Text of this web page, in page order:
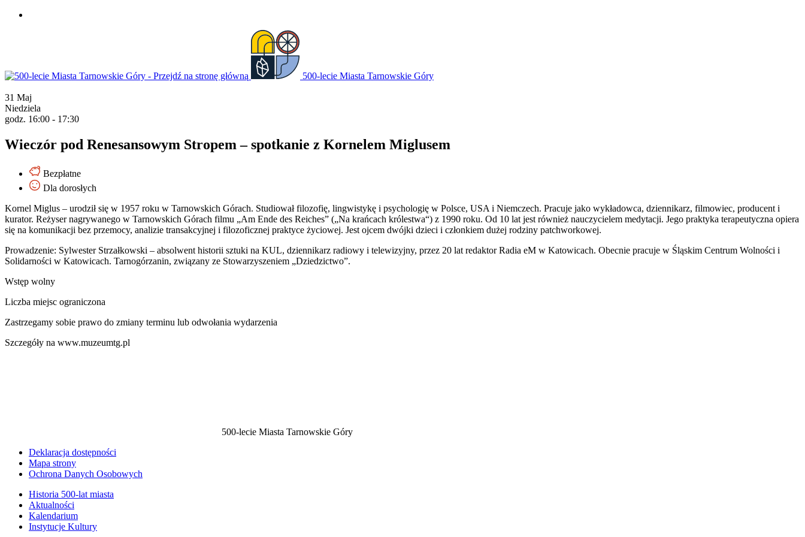
500-lecie Miasta Tarnowskie Góry
31 Maj
Niedziela
godz. 16:00 - 17:30
Wieczór pod Renesansowym Stropem – spotkanie z Kornelem Miglusem
Bezpłatne
Dla dorosłych
Kornel Miglus – urodził się w 1957 roku w Tarnowskich Górach. Studiował filozofię, lingwistykę i psychologię w Polsce, USA i Niemczech. Pracuje jako wykładowca, dziennikarz, filmowiec, producent i
kurator. Reżyser nagrywanego w Tarnowskich Górach filmu „Am Ende des Reiches” („Na krańcach królestwa“) z 1990 roku. Od 10 lat jest również nauczycielem medytacji. Jego praktyka terapeutyczna opiera
się na komunikacji bez przemocy, analizie transakcyjnej i filozoficznej praktyce życiowej. Jest ojcem dwójki dzieci i członkiem dużej rodziny patchworkowej.
Prowadzenie: Sylwester Strzałkowski – absolwent historii sztuki na KUL, dziennikarz radiowy i telewizyjny, przez 20 lat redaktor Radia eM w Katowicach. Obecnie pracuje w Śląskim Centrum Wolności i
Solidarności w Katowicach. Tarnogórzanin, związany ze Stowarzyszeniem „Dziedzictwo”.
Wstęp wolny
Liczba miejsc ograniczona
Zastrzegamy sobie prawo do zmiany terminu lub odwołania wydarzenia
Szczegóły na www.muzeumtg.pl
500-lecie Miasta Tarnowskie Góry
Deklaracja dostępności
Mapa strony
Ochrona Danych Osobowych
Historia 500-lat miasta
Aktualności
Kalendarium
Instytucje Kultury